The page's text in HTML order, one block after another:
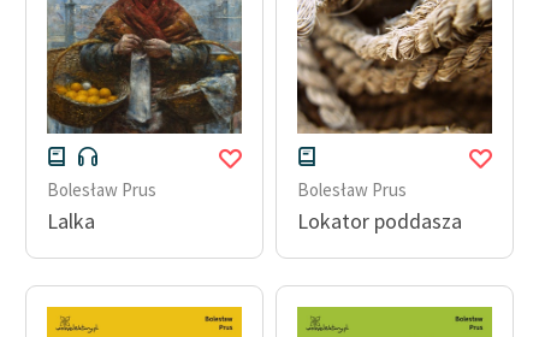
Bolesław Prus
Lalka
Bolesław Prus
Lokator poddasza